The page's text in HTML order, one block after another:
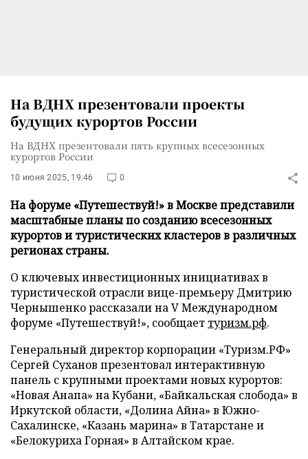
На ВДНХ презентовали проекты
будущих курортов России
На ВДНХ презентовали пять крупных всесезонных
курортов России
10 июня 2025, 19:46 0
На форуме «Путешествуй!» в Москве представили
масштабные планы по созданию всесезонных
курортов и туристических кластеров в различных
регионах страны.
О ключевых инвестиционных инициативах в
туристической отрасли вице-премьеру Дмитрию
Чернышенко рассказали на V Международном
форуме «Путешествуй!», сообщает туризм.рф.
Генеральный директор корпорации «Туризм.РФ»
Сергей Суханов презентовал интерактивную
панель с крупными проектами новых курортов:
«Новая Анапа» на Кубани, «Байкальская слобода» в
Иркутской области, «Долина Айна» в Южно-
Сахалинске, «Казань марина» в Татарстане и
«Белокуриха Горная» в Алтайском крае.